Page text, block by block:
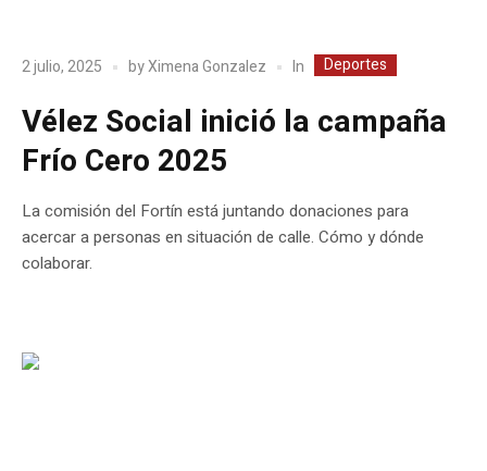
2 julio, 2025 byXimena Gonzalez In Deportes
Vélez Social inició la campaña
Frío Cero 2025
La comisión del Fortín está juntando donaciones para
acercar a personas en situación de calle. Cómo y dónde
colaborar.